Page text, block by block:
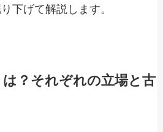
下げて解説します。
？それぞれの立場と古